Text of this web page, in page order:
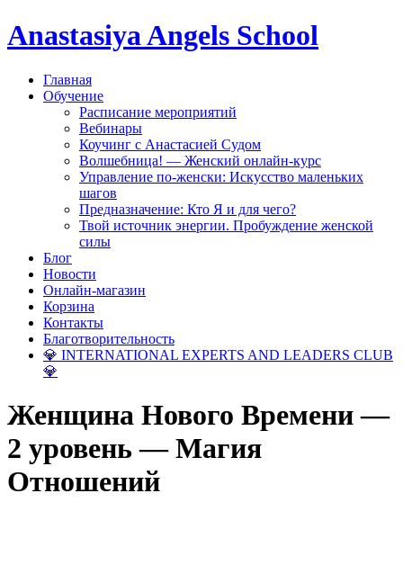
Anastasiya Angels School
Главная
Обучение
Расписание мероприятий
Вебинары
Коучинг с Анастасией Судом
Волшебница! — Женский онлайн-курс
Управление по-женски: Искусство маленьких
шагов
Предназначение: Кто Я и для чего?
Твой источник энергии. Пробуждение женской
силы
Блог
Новости
Онлайн-магазин
Корзина
Контакты
Благотворительность
💎 INTERNATIONAL EXPERTS AND LEADERS CLUB
💎
Женщина Нового Времени —
2 уровень — Магия
Отношений